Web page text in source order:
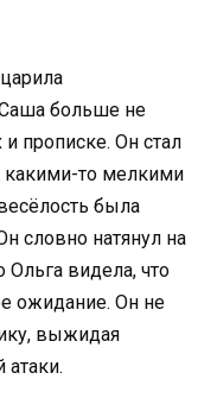
Саша больше не
прописке. Он стал
какими-то мелкими
была
словно натянул на
Ольга видела, что
ожидание. Он не
выжидая